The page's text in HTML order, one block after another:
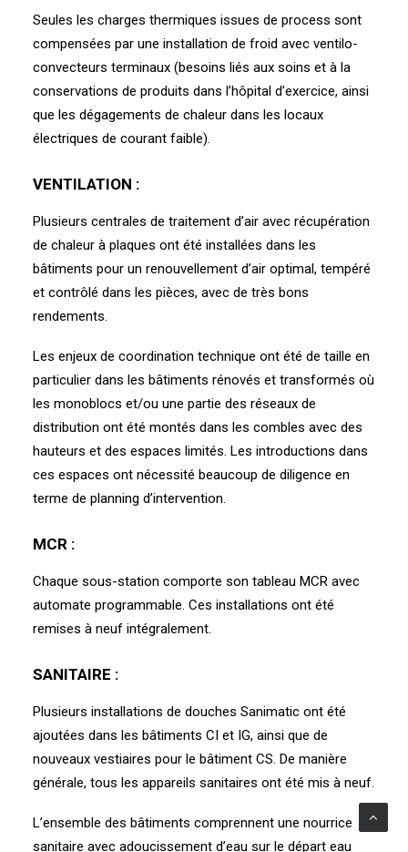
Seules les charges thermiques issues de process sont
compensées par une installation de froid avec ventilo-
convecteurs terminaux (besoins liés aux soins et à la
conservations de produits dans l’hôpital d’exercice, ainsi
que les dégagements de chaleur dans les locaux
électriques de courant faible).
VENTILATION :
Plusieurs centrales de traitement d’air avec récupération
de chaleur à plaques ont été installées dans les
bâtiments pour un renouvellement d’air optimal, tempéré
et contrôlé dans les pièces, avec de très bons
rendements.
Les enjeux de coordination technique ont été de taille en
particulier dans les bâtiments rénovés et transformés où
les monoblocs et/ou une partie des réseaux de
distribution ont été montés dans les combles avec des
hauteurs et des espaces limités. Les introductions dans
ces espaces ont nécessité beaucoup de diligence en
terme de planning d’intervention.
MCR :
Chaque sous-station comporte son tableau MCR avec
automate programmable. Ces installations ont été
remises à neuf intégralement.
SANITAIRE :
Plusieurs installations de douches Sanimatic ont été
ajoutées dans les bâtiments CI et IG, ainsi que de
nouveaux vestiaires pour le bâtiment CS. De manière
générale, tous les appareils sanitaires ont été mis à neuf.
L’ensemble des bâtiments comprennent une nourrice
sanitaire avec adoucissement d’eau sur le départ eau